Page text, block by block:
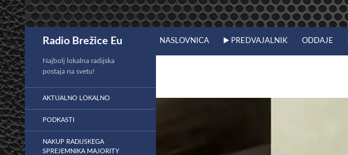
Radio Brežice Eu NASLOVNICA ▶️ PREDVAJALNIK ODDAJE
Najbolj lokalna radijska
postaja na svetu!
AKTUALNO LOKALNO
PODKASTI
NAKUP RADIJSKEGA
SPREJEMNIKA MAJORITY